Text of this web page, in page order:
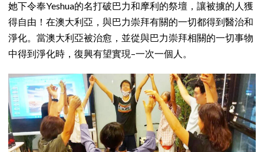
她下令奉Yeshua的名打破巴力和摩利的祭壇，讓被擄的人獲
得自由！在澳大利亞，與巴力崇拜有關的一切都得到醫治和
淨化。當澳大利亞被治愈，並從與巴力崇拜相關的一切事物
中得到淨化時，復興有望實現–一次一個人。